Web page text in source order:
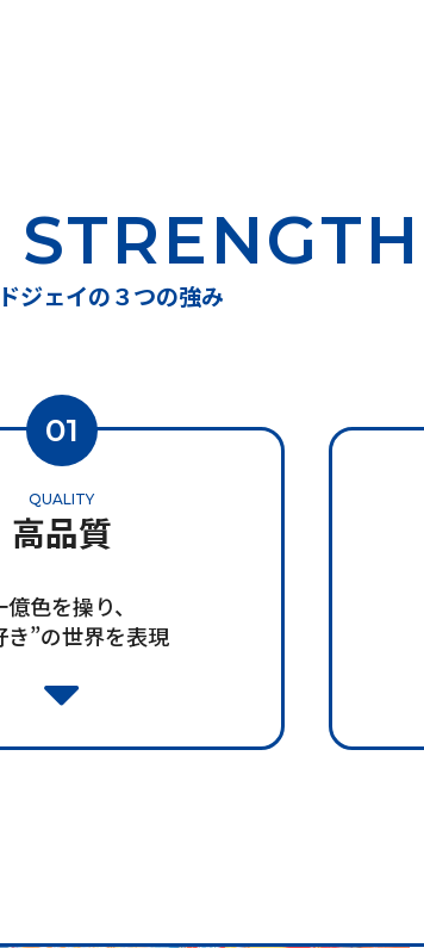
ジェイの３つの強み
01
QUALITY
高品質
億色を操り、
き”の世界を表現